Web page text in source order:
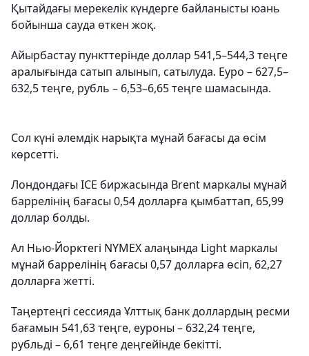
Қытайдағы мерекелік күндерге байланысты юань
бойынша сауда өткен жоқ.
Айырбастау пункттерінде доллар 541,5–544,3 теңге
аралығында сатып алынып, сатылуда. Еуро – 627,5–
632,5 теңге, рубль – 6,53–6,65 теңге шамасында.
Сол күні әлемдік нарықта мұнай бағасы да өсім
көрсетті.
Лондондағы ICE биржасында Brent маркалы мұнай
баррелінің бағасы 0,54 долларға қымбаттап, 65,99
доллар болды.
Ал Нью-Йорктегі NYMEX алаңында Light маркалы
мұнай баррелінің бағасы 0,57 долларға өсіп, 62,27
долларға жетті.
Таңертеңгі сессияда Ұлттық банк доллардың ресми
бағамын 541,63 теңге, еуроны – 632,24 теңге,
рубльді – 6,61 теңге деңгейінде бекітті.